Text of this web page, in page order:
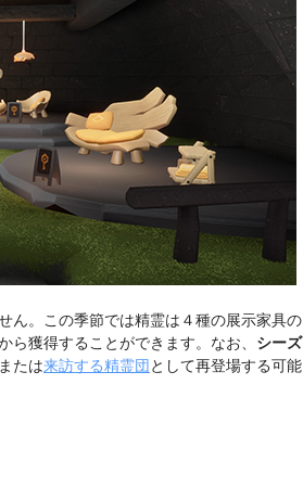
ん。この季節では精霊は４種の展示家具の
獲得することができます。なお、 シーズ
または来訪する精霊団 として再登場する可能